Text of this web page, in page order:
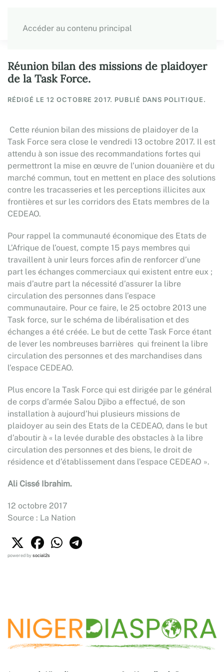
Accéder au contenu principal
Réunion bilan des missions de plaidoyer
de la Task Force.
RÉDIGÉ LE 12 OCTOBRE 2017. PUBLIÉ DANS POLITIQUE.
Cette réunion bilan des missions de plaidoyer de la
Task Force sera close le vendredi 13 octobre 2017. Il est
attendu à son issue des recommandations fortes qui
permettront la mise en œuvre de l’union douanière et du
marché commun, tout en mettent en place des solutions
contre les tracasseries et les perceptions illicites aux
frontières et sur les corridors des Etats membres de la
CEDEAO.
Pour rappel la communauté économique des Etats de
L’Afrique de l’ouest, compte 15 pays membres qui
travaillent à unir leurs forces afin de renforcer d’une
part les échanges commerciaux qui existent entre eux ;
mais d’autre part la nécessité d’assurer la libre
circulation des personnes dans l’espace
communautaire. Pour ce faire, le 25 octobre 2013 une
Task force, sur le schéma de libéralisation et des
échanges a été créée. Le but de cette Task Force étant
de lever les nombreuses barrières qui freinent la libre
circulation des personnes et des marchandises dans
l’espace CEDEAO.
Plus encore la Task Force qui est dirigée par le général
de corps d’armée Salou Djibo a effectué, de son
installation à aujourd’hui plusieurs missions de
plaidoyer au sein des Etats de la CEDEAO, dans le but
d’aboutir à « la levée durable des obstacles à la libre
circulation des personnes et des biens, le droit de
résidence et d’établissement dans l’espace CEDEAO ».
Ali Cissé Ibrahim.
12 octobre 2017
Source : La Nation
powered bysocial2s